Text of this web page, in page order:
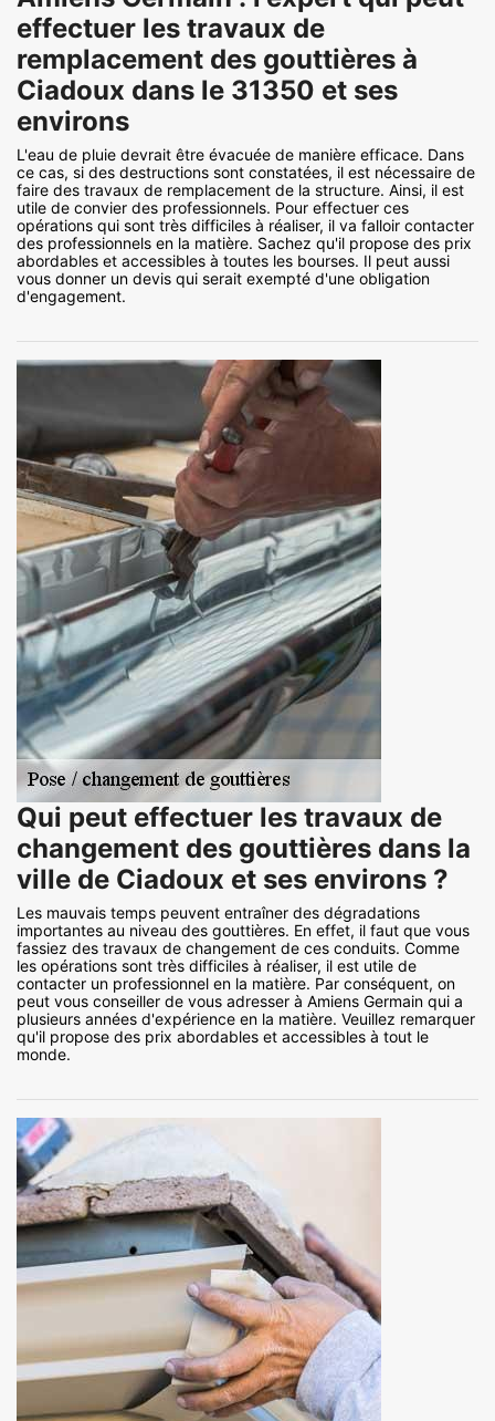
effectuer les travaux de
remplacement des gouttières à
Ciadoux dans le 31350 et ses
environs
L'eau de pluie devrait être évacuée de manière efficace. Dans
ce cas, si des destructions sont constatées, il est nécessaire de
faire des travaux de remplacement de la structure. Ainsi, il est
utile de convier des professionnels. Pour effectuer ces
opérations qui sont très difficiles à réaliser, il va falloir contacter
des professionnels en la matière. Sachez qu'il propose des prix
abordables et accessibles à toutes les bourses. Il peut aussi
vous donner un devis qui serait exempté d'une obligation
d'engagement.
Qui peut effectuer les travaux de
changement des gouttières dans la
ville de Ciadoux et ses environs ?
Les mauvais temps peuvent entraîner des dégradations
importantes au niveau des gouttières. En effet, il faut que vous
fassiez des travaux de changement de ces conduits. Comme
les opérations sont très difficiles à réaliser, il est utile de
contacter un professionnel en la matière. Par conséquent, on
peut vous conseiller de vous adresser à Amiens Germain qui a
plusieurs années d'expérience en la matière. Veuillez remarquer
qu'il propose des prix abordables et accessibles à tout le
monde.